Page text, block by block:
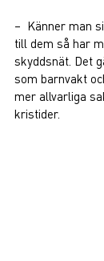
–  Känner man
till dem så har
skyddsnät. Det
som barnvakt
mer allvarliga
kristider.